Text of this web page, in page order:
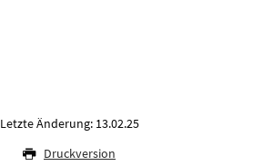
Letzte Änderung: 13.02.25
Druckversion